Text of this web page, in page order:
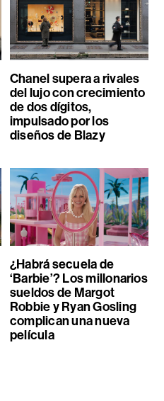
Chanel supera a rivales
del lujo con crecimiento
de dos dígitos,
impulsado por los
diseños de Blazy
¿Habrá secuela de
‘Barbie’? Los millonarios
sueldos de Margot
Robbie y Ryan Gosling
complican una nueva
película